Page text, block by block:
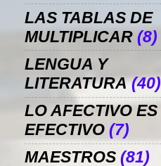
LAS TABLAS DE
MULTIPLICAR (8)
LENGUA Y
LITERATURA (40)
LO AFECTIVO ES
EFECTIVO (7)
MAESTROS (81)